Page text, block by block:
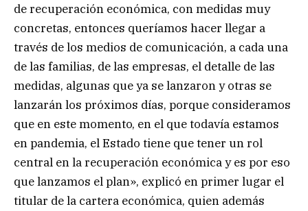
de recuperación económica, con medidas muy
concretas, entonces queríamos hacer llegar a
través de los medios de comunicación, a cada una
de las familias, de las empresas, el detalle de las
medidas, algunas que ya se lanzaron y otras se
lanzarán los próximos días, porque consideramos
que en este momento, en el que todavía estamos
en pandemia, el Estado tiene que tener un rol
central en la recuperación económica y es por eso
que lanzamos el plan», explicó en primer lugar el
titular de la cartera económica, quien además